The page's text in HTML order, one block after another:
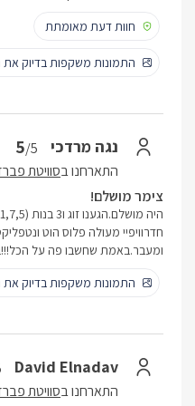
חוות דעת מאומתת
התמונות משקפות בדיוק
נגה מרדכי 5/5
התארחנו בסוויטת
צימר מושלם!
חדרוויפיי מעולה פלוס הוט
ומעבר.באמת שחשבו פה על
התמונות משקפות בדיוק
David Elnadav
התארחנו בסוויטת